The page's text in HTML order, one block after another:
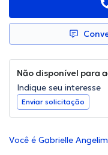
Não disponível para
Indique seu interesse
Enviar solicitação
Você é Gabrielle